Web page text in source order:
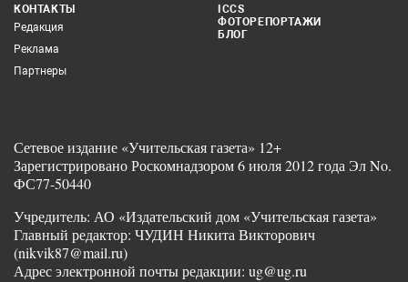
КОНТАКТЫ
Редакция
Реклама
Партнеры
ICCS
ФОТОРЕПОРТАЖИ
БЛОГ
Сетевое издание «Учительская газета» 12+
Зарегистрировано Роскомнадзором 6 июля 2012 года Эл No.
ФС77-50440
Учредитель: АО «Издательский дом «Учительская газета»
Главный редактор: ЧУДИН Никита Викторович
(nikvik87@mail.ru)
Адрес электронной почты редакции: ug@ug.ru